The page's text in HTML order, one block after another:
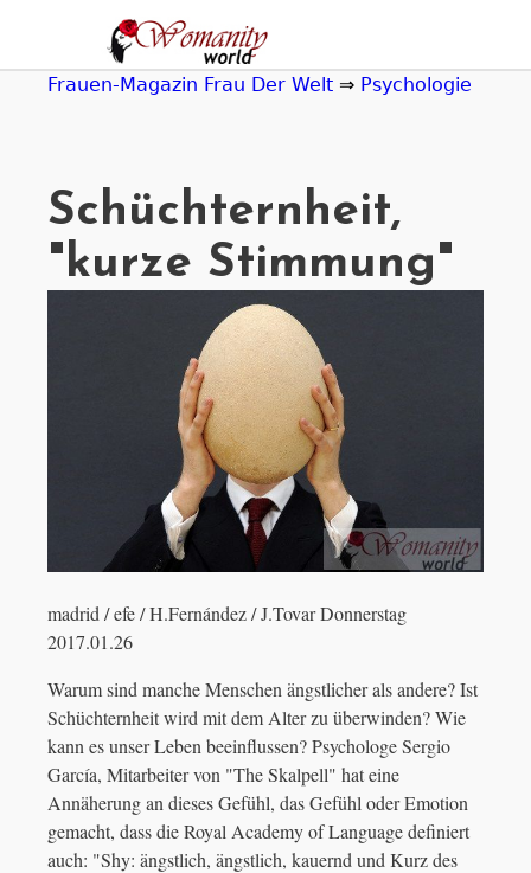
navigation
Frauen-Magazin Frau Der Welt ⇒ Psychologie
Schüchternheit,
"kurze Stimmung"
madrid / efe / H.Fernández / J.Tovar Donnerstag
2017.01.26
Warum sind manche Menschen ängstlicher als andere? Ist
Schüchternheit wird mit dem Alter zu überwinden? Wie
kann es unser Leben beeinflussen? Psychologe Sergio
García, Mitarbeiter von "The Skalpell" hat eine
Annäherung an dieses Gefühl, das Gefühl oder Emotion
gemacht, dass die Royal Academy of Language definiert
auch: "Shy: ängstlich, ängstlich, kauernd und Kurz des